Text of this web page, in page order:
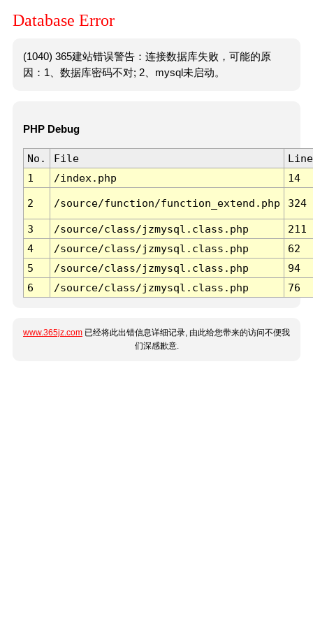
Database Error
(1040) 365建站错误警告：连接数据库失败，可能的原
因：1、数据库密码不对; 2、mysql未启动。
PHP Debug
No. File
Line
1
/index.php 14
2 /source/function/function_extend.php 324
3 /source/class/jzmysql.class.php
211
4
/source/class/jzmysql.class.php
62
5
/source/class/jzmysql.class.php
94
6
/source/class/jzmysql.class.php 76
www.365jz.com 已经将此出错信息详细记录, 由此给您带来的访问不便我
们深感歉意.